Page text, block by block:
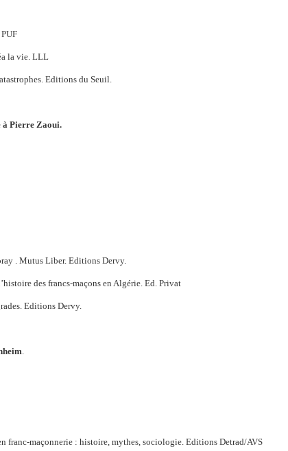
la vie. LLL
Editions du Seuil.
à Pierre Zaoui.
. Mutus Liber. Editions Dervy.
des francs-maçons en Algérie. Ed. Privat
Editions Dervy.
.
franc-maçonnerie : histoire, mythes, sociologie. Editions Detrad/AVS